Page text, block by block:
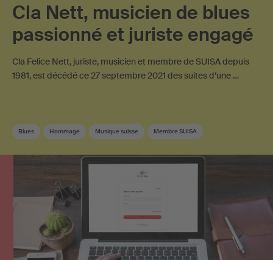
Cla Nett, musicien de blues
passionné et juriste engagé
Cla Felice Nett, juriste, musicien et membre de SUISA depuis
1981, est décédé ce 27 septembre 2021 des suites d’une …
Blues Hommage Musique suisse Membre SUISA